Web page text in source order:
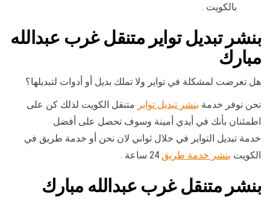
بالكويت .
بنشر تبديل تواير متنقل غرب عبدالله
مبارك
هل تعرضت لمشكلة في تواير ولا تملك بديل أو أدوات لتبديلها؟
نحن نوفر خدمة بنشر تبديل تواير متنقل الكويت لذلك كن على
اطمئنان بأنك في أيدي أمينة وسوف تحصل على أفضل
خدمة تبديل التواير في خلال ثواني لان نحن أو خدمة طريق في
الكويت بنشر خدمة طريق
بنشر متنقل غرب عبدالله مبارك